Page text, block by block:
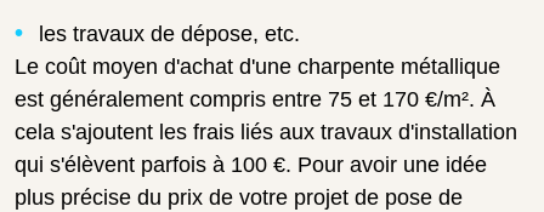
les travaux de dépose, etc.
Le coût moyen d'achat d'une charpente métallique
est généralement compris entre 75 et 170 €/m². À
cela s'ajoutent les frais liés aux travaux d'installation
qui s'élèvent parfois à 100 €. Pour avoir une idée
plus précise du prix de votre projet de pose de